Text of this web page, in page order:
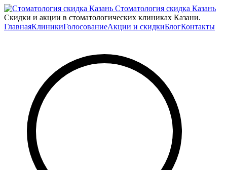
Стоматология скидка Казань
Скидки и акции в стоматологических клиниках Казани.
ГлавнаяКлиникиГолосованиеАкции и скидкиБлогКонтакты